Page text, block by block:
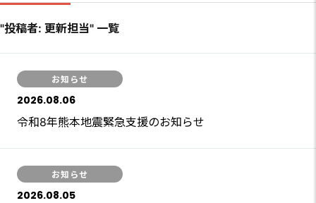
"投稿者: 更新担当" 一覧
お知らせ
2026.08.06
令和8年熊本地震緊急支援のお知らせ
お知らせ
2026.08.05